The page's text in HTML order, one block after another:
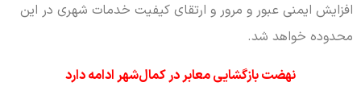
افزایش ایمنی عبور و مرور و ارتقای کیفیت خدمات شهری در این
محدوده خواهد شد.
نهضت بازگشایی معابر در کمال‌شهر ادامه دارد